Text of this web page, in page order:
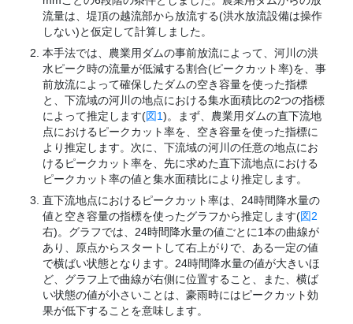
流量は、堤頂の越流部から放流する(洪水放流設備は操作
しない)と仮定して計算しました。
本手法では、農業用ダムの事前放流によって、河川の洪
水ピーク時の流量が低減する割合(ピークカット率)を、事
前放流によって確保したダムの空き容量を使った指標
と、下流域の河川の地点における集水面積比の2つの指標
によって推定します(図1)。まず、農業用ダムの直下流地
点におけるピークカット率を、空き容量を使った指標に
より推定します。次に、下流域の河川の任意の地点にお
けるピークカット率を、先に求めた直下流地点における
ピークカット率の値と集水面積比により推定します。
直下流地点におけるピークカット率は、24時間降水量の
値と空き容量の指標を使ったグラフから推定します(図2
右)。グラフでは、24時間降水量の値ごとに1本の曲線が
あり、原点からスタートして右上がりで、ある一定の値
で横ばい状態となります。24時間降水量の値が大きいほ
ど、グラフ上で曲線が右側に位置すること、また、横ば
い状態の値が小さいことは、豪雨時にはピークカット効
果が低下することを意味します。